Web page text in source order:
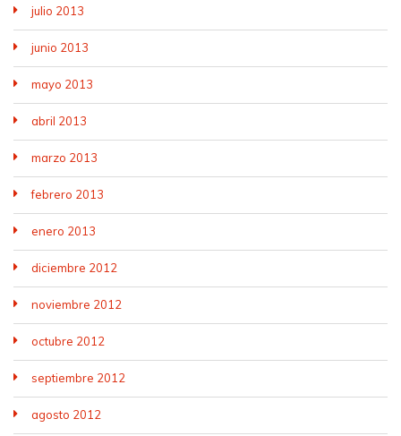
julio 2013
junio 2013
mayo 2013
abril 2013
marzo 2013
febrero 2013
enero 2013
diciembre 2012
noviembre 2012
octubre 2012
septiembre 2012
agosto 2012